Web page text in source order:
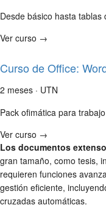
Desde básico hasta tablas
Ver curso →
Curso de Office:
2 meses · UTN
Pack ofimática para
Ver curso →
Los documentos
gran tamaño, como tesis,
requieren funciones
gestión eficiente,
cruzadas automáticas.